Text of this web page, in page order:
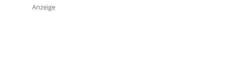
Anzeige